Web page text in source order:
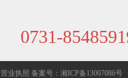
0731-
营业执照 备案号：湘ICP备13007086号